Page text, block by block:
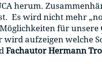
herum.
Es wird nicht mehr
für
wird aufzeigen welche
Fachautor Hermann